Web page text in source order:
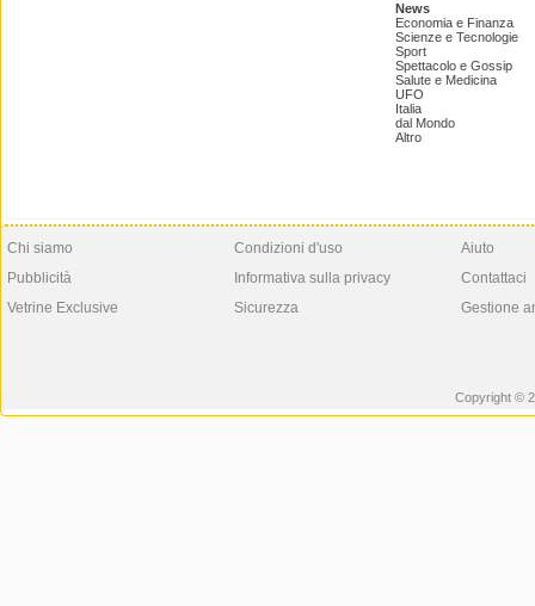
News
Economia e Finanza
Scienze e Tecnologie
Sport
Spettacolo e Gossip
Salute e Medicina
UFO
Italia
dal Mondo
Altro
Chi siamo
Pubblicità
Vetrine Exclusive
Condizioni d'uso
Informativa sulla privacy
Sicurezza
Aiuto
Contattaci
Gestione
Copyright ©